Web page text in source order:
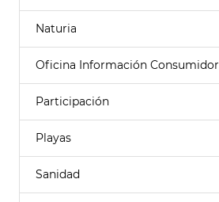
Naturia
Oficina Información Consumidor
Participación
Playas
Sanidad